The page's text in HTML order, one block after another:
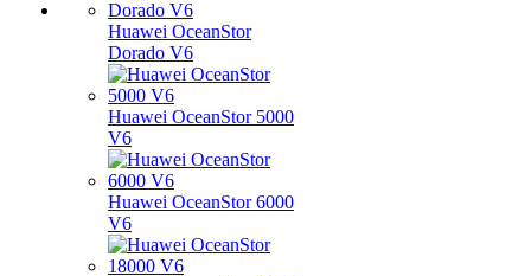
Huawei OceanStor
Dorado V6
Huawei OceanStor 5000
V6
Huawei OceanStor 6000
V6